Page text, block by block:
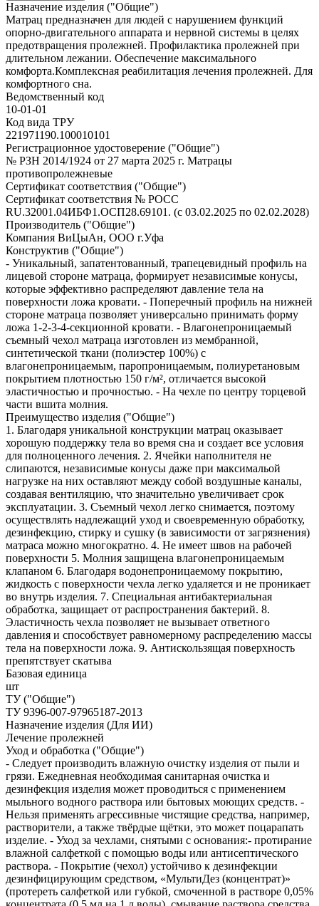
Назначение изделия ("Общие")
Матрац предназначен для людей с нарушением функций
опорно-двигательного аппарата и нервной системы в целях
предотвращения пролежней. Профилактика пролежней при
длительном лежании. Обеспечение максимального
комфорта.Комплексная реабилитация лечения пролежней. Для
комфортного сна.
Ведомственный код
10-01-01
Код вида ТРУ
221971190.100010101
Регистрационное удостоверение ("Общие")
№ РЗН 2014/1924 от 27 марта 2025 г. Матрацы
противопролежневые
Сертификат соответствия ("Общие")
Сертификат соответствия № РОСС
RU.32001.04ИБФ1.ОСП28.69101. (с 03.02.2025 по 02.02.2028)
Производитель ("Общие")
Компания ВиЦыАн, ООО г.Уфа
Конструктив ("Общие")
- Уникальный, запатентованный, трапецевидный профиль на
лицевой стороне матраца, формирует независимые конусы,
которые эффективно распределяют давление тела на
поверхности ложа кровати. - Поперечный профиль на нижней
стороне матраца позволяет универсально принимать форму
ложа 1-2-3-4-секционной кровати. - Влагонепроницаемый
съемный чехол матраца изготовлен из мембранной,
синтетической ткани (полиэстер 100%) с
влагонепроницаемым, паропроницаемым, полиуретановым
покрытием плотностью 150 г/м², отличается высокой
эластичностью и прочностью. - На чехле по центру торцевой
части вшита молния.
Преимущество изделия ("Общие")
1. Благодаря уникальной конструкции матрац оказывает
хорошую поддержку тела во время сна и создает все условия
для полноценного лечения. 2. Ячейки наполнителя не
слипаются, независимые конусы даже при максимальой
нагрузке на них оставляют между собой воздушные каналы,
создавая вентиляцию, что значительно увеличивает срок
эксплуатации. 3. Съемный чехол легко снимается, поэтому
осуществлять надлежащий уход и своевременную обработку,
дезинфекцию, стирку и сушку (в зависимости от загрязнения)
матраса можно многократно. 4. Не имеет швов на рабочей
поверхности 5. Молния защищена влагонепроницаемым
клапаном 6. Благодаря водонепроницаемому покрытию,
жидкость с поверхности чехла легко удаляется и не проникает
во внутрь изделия. 7. Специальная антибактериальная
обработка, защищает от распространения бактерий. 8.
Эластичность чехла позволяет не вызывает ответного
давления и способствует равномерному распределению массы
тела на поверхности ложа. 9. Антискользящая поверхность
препятствует скатыва
Базовая единица
шт
ТУ ("Общие")
ТУ 9396-007-97965187-2013
Назначение изделия (Для ИИ)
Лечение пролежней
Уход и обработка ("Общие")
- Следует производить влажную очистку изделия от пыли и
грязи. Ежедневная необходимая санитарная очистка и
дезинфекция изделия может проводиться с применением
мыльного водного раствора или бытовых моющих средств. -
Нельзя применять агрессивные чистящие средства, например,
растворители, а также твёрдые щётки, это может поцарапать
изделие. - Уход за чехлами, снятыми с основания:- протирание
влажной салфеткой с помощью воды или антисептического
раствора. - Покрытие (чехол) устойчиво к дезинфекции
дезинфицирующим средством, «МультиДез (концентрат)»
(протереть салфеткой или губкой, смоченной в растворе 0,05%